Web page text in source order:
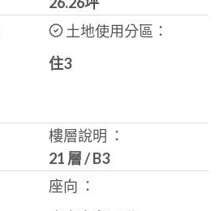
土地使用分區：
住3
樓層說明 ：
21 層/B3
座向 ：